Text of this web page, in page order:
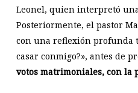
Leonel, quien interpretó
Posteriormente, el pastor
con una reflexión profunda
casar conmigo?», antes de
votos matrimoniales, con la